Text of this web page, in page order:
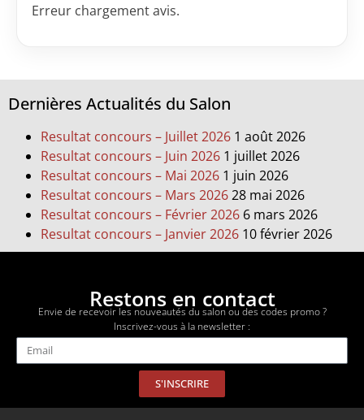
Erreur chargement avis.
Dernières Actualités du Salon
Resultat concours – Juillet 2026 1 août 2026
Resultat concours – Juin 2026 1 juillet 2026
Resultat concours – Mai 2026 1 juin 2026
Resultat concours – Mars 202628 mai 2026
Resultat concours – Février 2026 6 mars 2026
Resultat concours – Janvier 2026 10 février 2026
Restons en contact
Envie de recevoir les nouveautés du salon ou des codes promo ?
Inscrivez-vous à la newsletter :
S'INSCRIRE